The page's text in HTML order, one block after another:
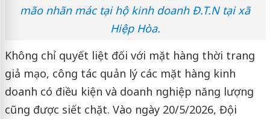
mão nhãn mác tại hộ kinh doanh Đ.T.N tại xã
Hiệp Hòa.
Không chỉ quyết liệt đối với mặt hàng thời trang
giả mạo, công tác quản lý các mặt hàng kinh
doanh có điều kiện và doanh nghiệp năng lượng
cũng được siết chặt. Vào ngày 20/5/2026, Đội